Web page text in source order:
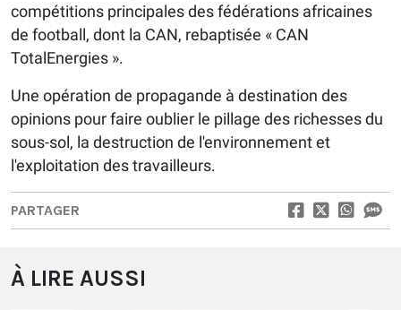
compétitions principales des fédérations africaines
de football, dont la CAN, rebaptisée « CAN
TotalEnergies ».
Une opération de propagande à destination des
opinions pour faire oublier le pillage des richesses du
sous-sol, la destruction de l'environnement et
l'exploitation des travailleurs.
PARTAGER
À LIRE AUSSI